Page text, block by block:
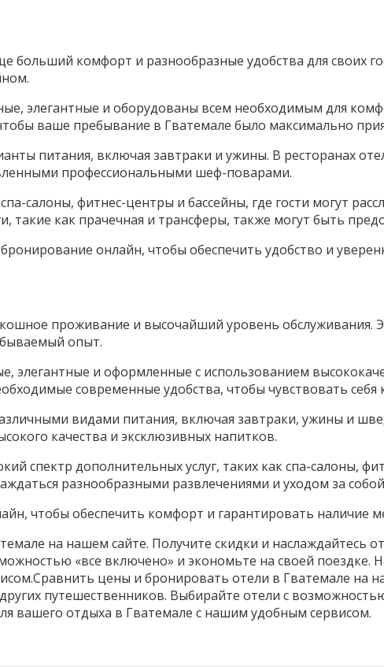
больший комфорт и разнообразные удобства для своих
элегантные и оборудованы всем необходимым для
ваше пребывание в Гватемале было максимально
питания, включая завтраки и ужины. В ресторанах
профессиональными шеф-поварами.
салоны, фитнес-центры и бассейны, где гости могут
такие как прачечная и трансферы, также могут быть
онлайн, чтобы обеспечить удобство и
проживание и высочайший уровень обслуживания.
опыт.
элегантные и оформленные с использованием
современные удобства, чтобы чувствовать себя
видами питания, включая завтраки, ужины и
качества и эксклюзивных напитков.
спектр дополнительных услуг, таких как спа-салоны,
разнообразными развлечениями и уходом за
чтобы обеспечить комфорт и гарантировать наличие
на нашем сайте. Получите скидки и наслаждайтесь
«все включено» и экономьте на своей поездке.
цены и бронировать отели в Гватемале на
путешественников. Выбирайте отели с
вашего отдыха в Гватемале с нашим удобным сервисом.